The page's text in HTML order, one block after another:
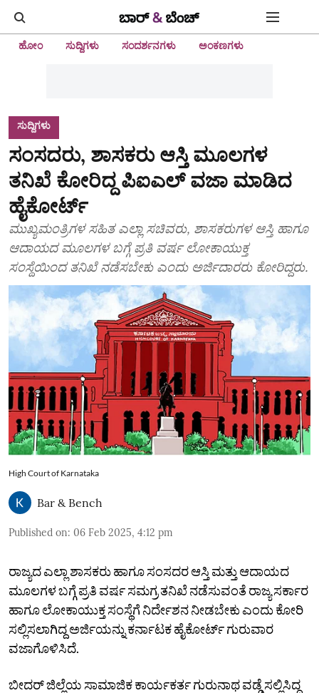
ಹೋಂ ಸುದ್ದಿಗಳು ಸಂದರ್ಶನಗಳು ಅಂಕಣಗಳು
ಸುದ್ದಿಗಳು
ಸಂಸದರು, ಶಾಸಕರು ಆಸ್ತಿ ಮೂಲಗಳ
ತನಿಖೆ ಕೋರಿದ್ದ ಪಿಐಎಲ್‌ ವಜಾ ಮಾಡಿದ
ಹೈಕೋರ್ಟ್‌
ಮುಖ್ಯಮಂತ್ರಿಗಳ ಸಹಿತ ಎಲ್ಲಾ ಸಚಿವರು, ಶಾಸಕರುಗಳ ಆಸ್ತಿ ಹಾಗೂ
ಆದಾಯದ ಮೂಲಗಳ ಬಗ್ಗೆ ಪ್ರತಿ ವರ್ಷ ಲೋಕಾಯುಕ್ತ
ಸಂಸ್ಥೆಯಿಂದ ತನಿಖೆ ನಡೆಸಬೇಕು ಎಂದು ಅರ್ಜಿದಾರರು ಕೋರಿದ್ದರು.
High Court of Karnataka
Bar & Bench
Published on: 06 Feb 2025, 4:12 pm
ರಾಜ್ಯದ ಎಲ್ಲಾ ಶಾಸಕರು ಹಾಗೂ ಸಂಸದರ ಆಸ್ತಿ ಮತ್ತು ಆದಾಯದ
ಮೂಲಗಳ ಬಗ್ಗೆ ಪ್ರತಿ ವರ್ಷ ಸಮಗ್ರ ತನಿಖೆ ನಡೆಸುವಂತೆ ರಾಜ್ಯ ಸರ್ಕಾರ
ಹಾಗೂ ಲೋಕಾಯುಕ್ತ ಸಂಸ್ಥೆಗೆ ನಿರ್ದೇಶನ ನೀಡಬೇಕು ಎಂದು ಕೋರಿ
ಸಲ್ಲಿಸಲಾಗಿದ್ದ ಅರ್ಜಿಯನ್ನು ಕರ್ನಾಟಕ ಹೈಕೋರ್ಟ್ ಗುರುವಾರ
ವಜಾಗೊಳಿಸಿದೆ.
ಬೀದರ್ ಜಿಲ್ಲೆಯ ಸಾಮಾಜಿಕ ಕಾರ್ಯಕರ್ತ ಗುರುನಾಥ ವಡ್ಡೆ ಸಲ್ಲಿಸಿದ್ದ